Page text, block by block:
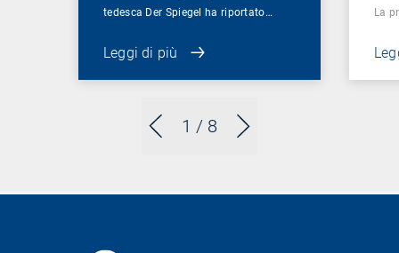
1 / 8
tedesca Der Spiegel ha riportato…
Leggi di più
La